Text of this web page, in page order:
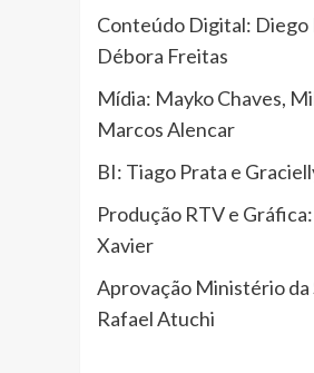
Conteúdo Digital: Diego
Débora Freitas
Mídia: Mayko Chaves,
Marcos Alencar
BI: Tiago Prata e
Produção RTV e
Xavier
Aprovação Ministério da
Rafael Atuchi